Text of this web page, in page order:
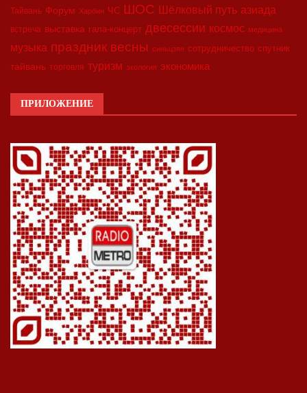
Тайвань Форум Харбин ЧС ШОС Шёлковый путь азиада
встреча выставка гала-концерт двесессии космос медицина
музыка праздник весны синьцзян сотрудничество спутник
тайвань торговля туризм экология экономика
ПРИЛОЖЕНИЕ